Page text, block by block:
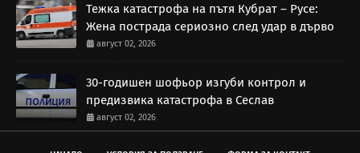
Тежка катастрофа на пътя Кубрат – Русе:
Жена пострада сериозно след удар в дърво
август 02, 2026
30-годишен шофьор изгуби контрол и
предизвика катастрофа в Сеслав
август 02, 2026